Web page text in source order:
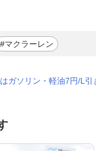
#マクラーレン
ガソリン・軽油7円/L